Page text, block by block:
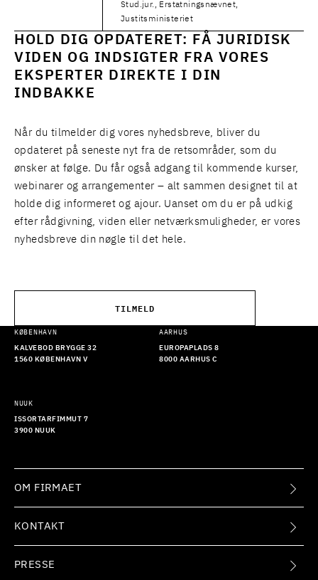
Stud.jur., Erstatningsnævnet,
Justitsministeriet
HOLD DIG OPDATERET: FÅ JURIDISK
VIDEN OG INDSIGTER FRA VORES
EKSPERTER DIREKTE I DIN
INDBAKKE
Når du tilmelder dig vores nyhedsbreve, bliver du
opdateret på seneste nyt fra de retsområder, som du
ønsker at følge. Du får også adgang til kommende kurser,
webinarer og arrangementer – alt sammen designet til at
holde dig informeret og ajour. Uanset om du er på udkig
efter rådgivning, viden eller netværksmuligheder, er vores
nyhedsbreve din nøgle til det hele.
TILMELD
KØBENHAVN
KALVEBOD BRYGGE 32
1560 KØBENHAVN V
AARHUS
EUROPAPLADS 8
8000 AARHUS C
NUUK
ISSORTARFIMMUT 7
3900 NUUK
OM FIRMAET
KONTAKT
PRESSE